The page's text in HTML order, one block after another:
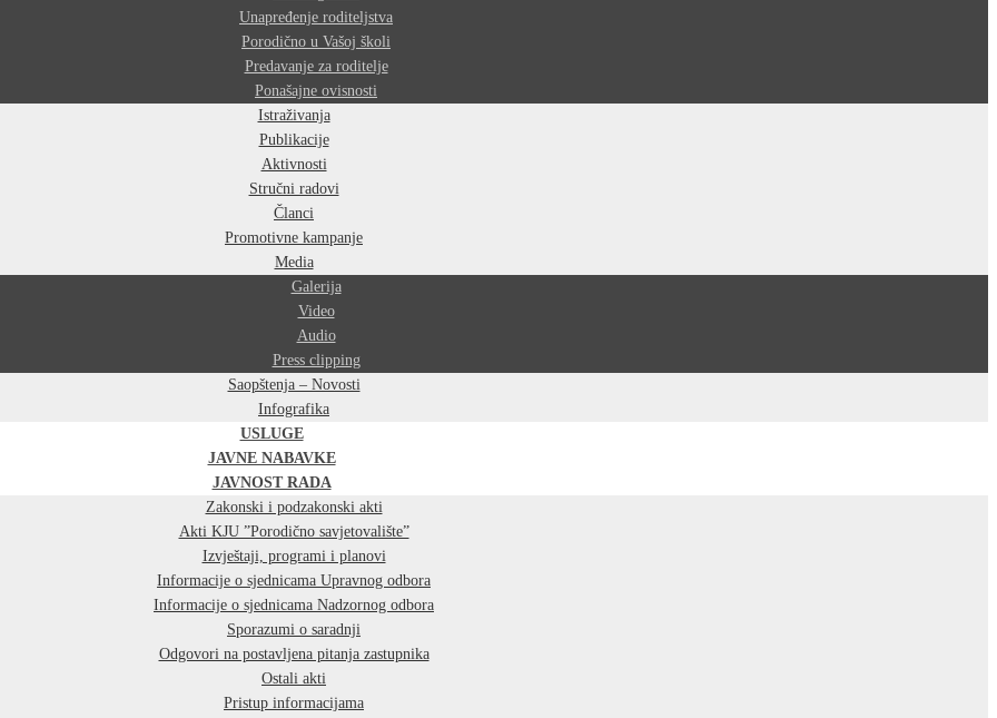
Unapređenje roditeljstva
Porodično u Vašoj školi
Predavanje za roditelje
Ponašajne ovisnosti
Istraživanja
Publikacije
Aktivnosti
Stručni radovi
Članci
Promotivne kampanje
Media
Galerija
Video
Audio
Press clipping
Saopštenja – Novosti
Infografika
USLUGE
JAVNE NABAVKE
JAVNOST RADA
Zakonski i podzakonski akti
Akti KJU ”Porodično savjetovalište”
Izvještaji, programi i planovi
Informacije o sjednicama Upravnog odbora
Informacije o sjednicama Nadzornog odbora
Sporazumi o saradnji
Odgovori na postavljena pitanja zastupnika
Ostali akti
Pristup informacijama